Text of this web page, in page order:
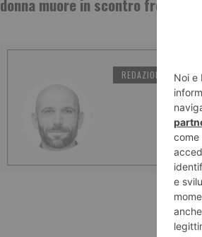
REDAZIONE IL